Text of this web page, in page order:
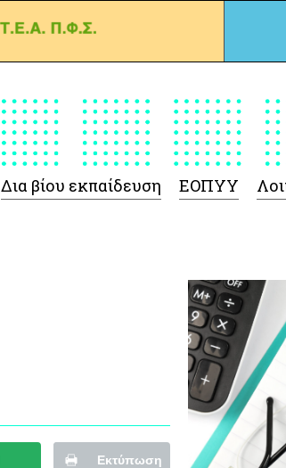
Δια βίου εκπαίδευση ΕΟΠΥΥ
Εκτύπωση